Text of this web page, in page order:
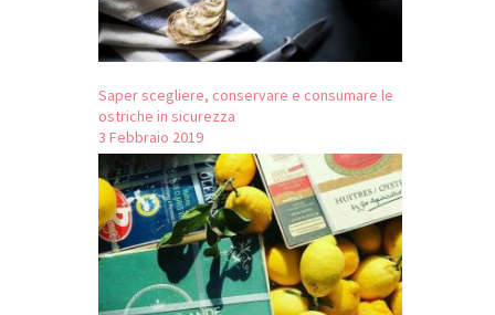
Saper scegliere, conservare e consumare le
ostriche in sicurezza
3 Febbraio 2019